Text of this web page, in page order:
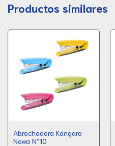
Productos similares
Abrochadora Kangaro
Nowa N°10